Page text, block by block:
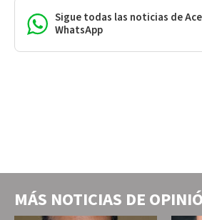
Sigue todas las noticias de
WhatsApp
MÁS NOTICIAS DE